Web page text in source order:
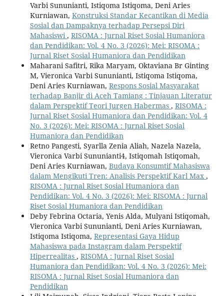
Varbi Sununianti, Istiqoma Istiqoma, Deni Aries
Kurniawan, Konstruksi Standar Kecantikan di Media
Sosial dan Dampaknya terhadap Persepsi Diri
Mahasiswi , RISOMA : Jurnal Riset Sosial Humaniora
dan Pendidikan: Vol. 4 No. 3 (2026): Mei: RISOMA :
Jurnal Riset Sosial Humaniora dan Pendidikan
Maharani Safitri, Rika Maryam, Oktaviana Br Ginting
M, Vieronica Varbi Sununianti, Istiqoma Istiqoma,
Deni Aries Kurniawan, Respons Sosial Masyarakat
terhadap Banjir di Aceh Tamiang : Tinjauan Literatur
dalam Perspektif Teori Jurgen Habermas , RISOMA :
Jurnal Riset Sosial Humaniora dan Pendidikan: Vol. 4
No. 3 (2026): Mei: RISOMA : Jurnal Riset Sosial
Humaniora dan Pendidikan
Retno Pangesti, Syarlla Zenia Aliah, Nazela Nazela,
Vieronica Varbi Sununianti4, Istiqomah Istiqomah,
Deni Aries Kurniawan, Budaya Konsumtif Mahasiswa
dalam Mengikuti Tren: Analisis Perspektif Karl Max ,
RISOMA : Jurnal Riset Sosial Humaniora dan
Pendidikan: Vol. 4 No. 3 (2026): Mei: RISOMA : Jurnal
Riset Sosial Humaniora dan Pendidikan
Deby Febrina Octaria, Yenis Alda, Mulyani Istiqomah,
Vieronica Varbi Sununianti, Deni Aries Kurniawan,
Istiqoma Istiqoma, Representasi Gaya Hidup
Mahasiswa pada Instagram dalam Perspektif
Hiperrealitas , RISOMA : Jurnal Riset Sosial
Humaniora dan Pendidikan: Vol. 4 No. 3 (2026): Mei:
RISOMA : Jurnal Riset Sosial Humaniora dan
Pendidikan